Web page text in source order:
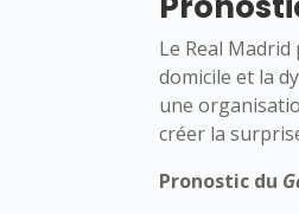
Le Real
domicile et la
une
créer la
Pronostic du